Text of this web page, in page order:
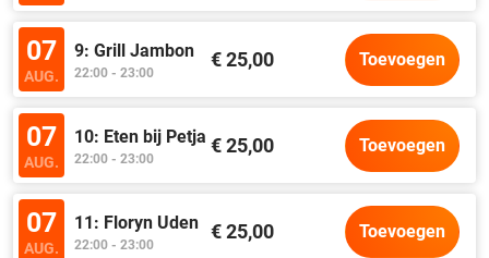
07
AUG.
9: Grill Jambon
22:00 - 23:00
€ 25,00 Toevoegen
07
AUG.
10: Eten bij Petja
22:00 - 23:00
€ 25,00 Toevoegen
07
AUG.
11: Floryn Uden
22:00 - 23:00
€ 25,00 Toevoegen